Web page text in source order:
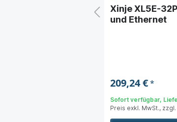
Xinje XL5E-
und Ethernet
209,24 €*
Sofort verfügbar,
Preis exkl. MwSt., zzgl.